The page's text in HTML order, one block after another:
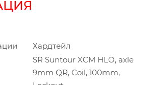
Хардтейл
SR Suntour XCM HLO, axle
9mm QR, Coil, 100mm,